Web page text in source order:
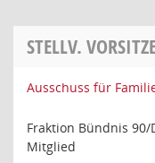
STELLV.
Ausschuss für
Fraktion Bündnis
Mitglied